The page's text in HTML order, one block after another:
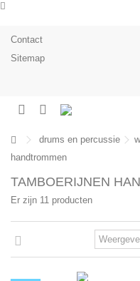
Contact
Sitemap
drums en percussie
handtrommen
TAMBOERIJNEN
Er zijn 11 producten